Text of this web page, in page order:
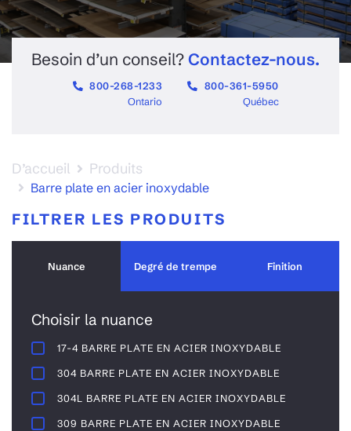
Besoin d’un conseil? Contactez-nous.
800-268-1233
Ontario
800-361-5950
Québec
D’accueil Produits
Barre plate en acier inoxydable
FILTRER LES PRODUITS
Nuance Degré de trempe Finition
Choisir la nuance
17-4 BARRE PLATE EN ACIER INOXYDABLE
304 BARRE PLATE EN ACIER INOXYDABLE
304L BARRE PLATE EN ACIER INOXYDABLE
309 BARRE PLATE EN ACIER INOXYDABLE